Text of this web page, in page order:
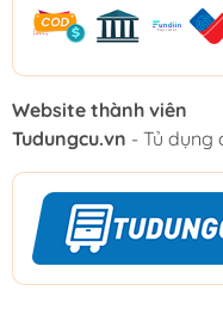
Website thành viên
Tudungcu.vn - Tủ dụng